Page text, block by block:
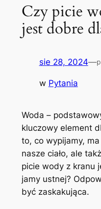
Czy picie
jest dobre
sie 28, 2024—
w Pytania
Woda ​–
kluczowy ‌element⁣
to, ⁤co wypijamy,‌
nasze⁢ ciało, ale​
⁣picie wody ‌z kranu
jamy‌ ustnej?
być zaskakująca.